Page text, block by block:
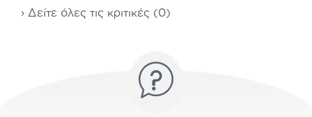
› Δείτε όλες τις κριτικές (0)